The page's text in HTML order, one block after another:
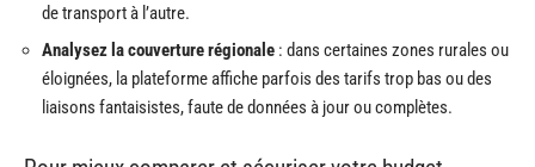
de transport à l’autre.
Analysez la couverture régionale : dans certaines zones rurales ou
éloignées, la plateforme affiche parfois des tarifs trop bas ou des
liaisons fantaisistes, faute de données à jour ou complètes.